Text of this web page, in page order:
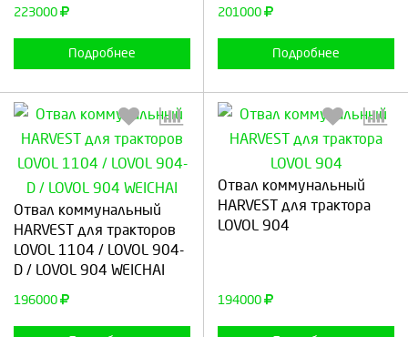
223000
Подробнее
201000
Подробнее
Отвал коммунальный
HARVEST для тракторов
LOVOL 1104 / LOVOL 904-
D / LOVOL 904 WEICHAI
196000
Выберите количество:
Продолжить Отмена
Отвал коммунальный
HARVEST для трактора
LOVOL 904
194000
Выберите количество: